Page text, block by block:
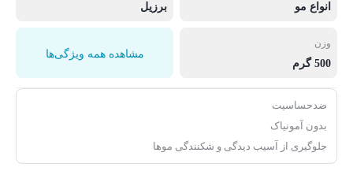
انواع مو برزیل
وزن
500 گرم
مشاهده همه ویژگی‌ها
ضدحساسیت
بدون آمونیاک
جلوگیری از آسیب دیدگی و شکنندگی موها